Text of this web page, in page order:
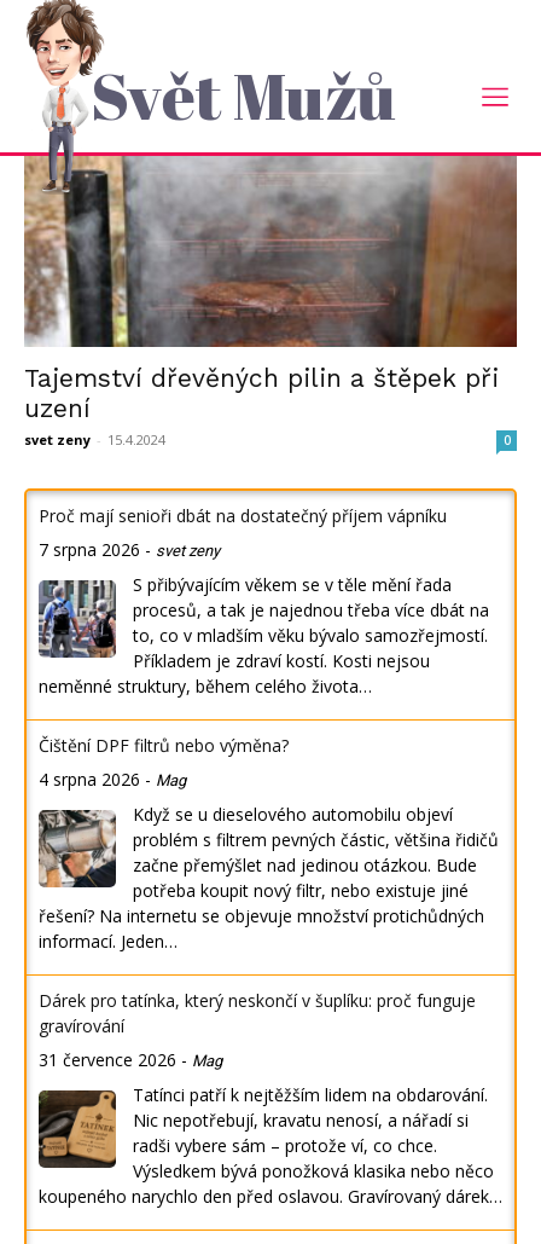
Svět Mužů
Domů Tagy
štítek: piliny
Tajemství dřevěných pilin a štěpek při
uzení
svet zeny - 15.4.2024 0
Proč mají senioři dbát na dostatečný příjem vápníku
7 srpna 2026 - svet zeny
S přibývajícím věkem se v těle mění řada
procesů, a tak je najednou třeba více dbát na
to, co v mladším věku bývalo samozřejmostí.
Příkladem je zdraví kostí. Kosti nejsou
neměnné struktury, během celého života…
Čištění DPF filtrů nebo výměna?
4 srpna 2026 - Mag
Když se u dieselového automobilu objeví
problém s filtrem pevných částic, většina řidičů
začne přemýšlet nad jedinou otázkou. Bude
potřeba koupit nový filtr, nebo existuje jiné
řešení? Na internetu se objevuje množství protichůdných
informací. Jeden…
Dárek pro tatínka, který neskončí v šuplíku: proč funguje
gravírování
31 července 2026 - Mag
Tatínci patří k nejtěžším lidem na obdarování.
Nic nepotřebují, kravatu nenosí, a nářadí si
radši vybere sám – protože ví, co chce.
Výsledkem bývá ponožková klasika nebo něco
koupeného narychlo den před oslavou. Gravírovaný dárek…